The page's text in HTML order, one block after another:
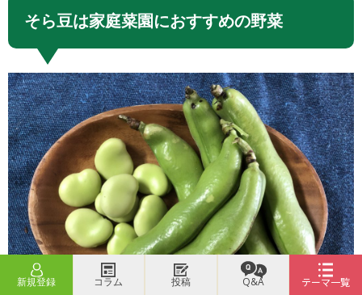
新規登録 コラム 投稿 Q&A テーマ一覧
そら豆は家庭菜園におすすめの野菜